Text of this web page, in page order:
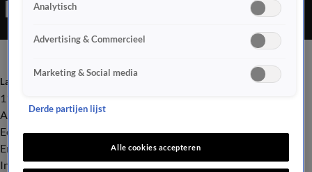
Laatste nieuws
112
Advies & Tips
Economie
Entertainment
Infrastructuur
Analytisch
Advertising & Commercieel
Marketing & Social media
Derde partijen lijst
Alle cookies accepteren